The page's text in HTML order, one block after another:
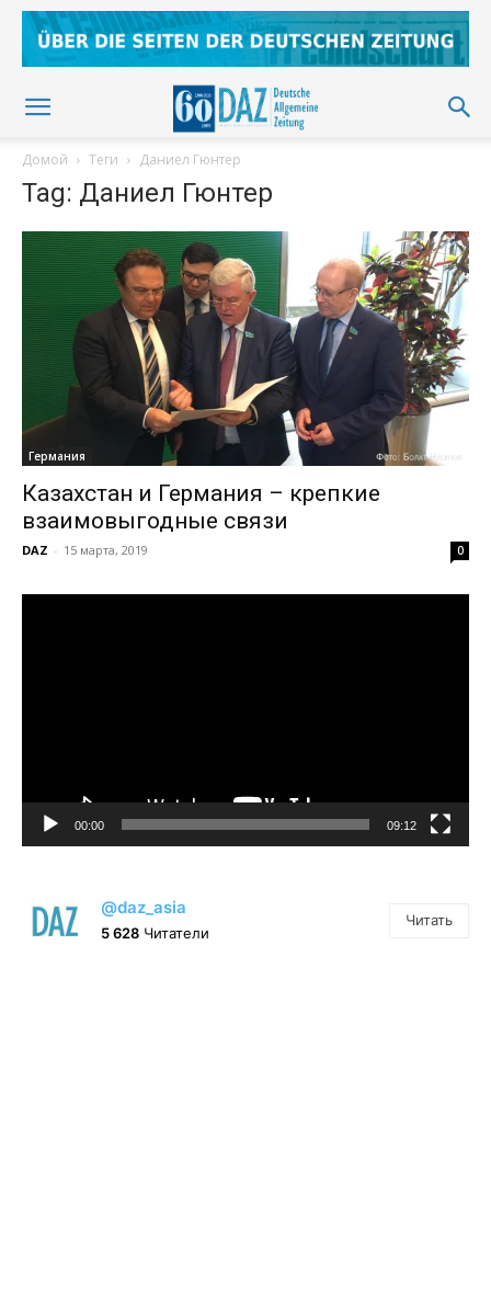
Домой Теги Даниел Гюнтер
Tag: Даниел Гюнтер
Германия
Казахстан и Германия – крепкие
взаимовыгодные связи
DAZ - 15 марта, 2019 0
00:00 09:12
@daz_asia
5 628 Читатели
Читать